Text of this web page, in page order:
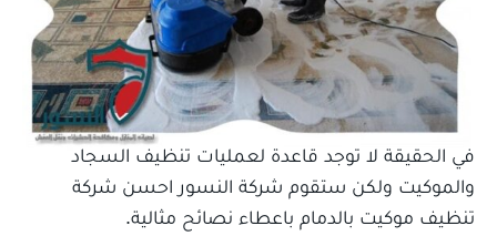
في الحقيقة لا توجد قاعدة لعمليات تنظيف السجاد
والموكيت ولكن ستقوم شركة النسور احسن شركة
تنظيف موكيت بالدمام باعطاء نصائح مثالية.